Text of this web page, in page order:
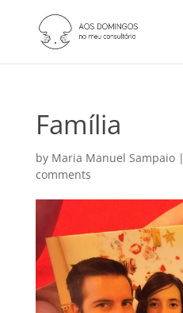
Família
by Maria Manuel Sampaio|
comments